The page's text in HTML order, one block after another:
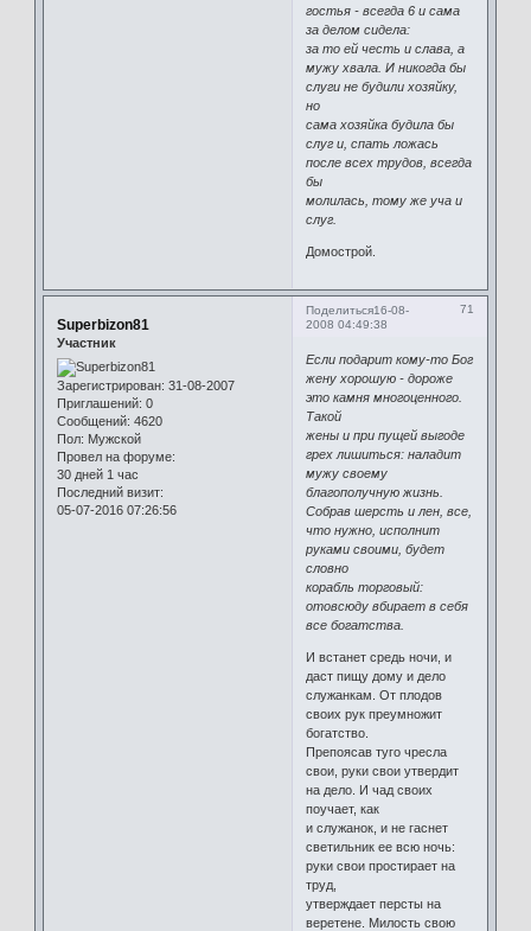
гостья - всегда 6 и сама
за делом сидела:
за то ей честь и слава, а
мужу хвала. И никогда бы
слуги не будили хозяйку,
но
сама хозяйка будила бы
слуг и, спать ложась
после всех трудов, всегда
бы
молилась, тому же уча и
слуг.
Домострой.
Поделиться 71
16-08-
2008 04:49:38
Superbizon81
Участник
Зарегистрирован: 31-08-2007
Приглашений: 0
Сообщений: 4620
Пол: Мужской
Провел на форуме:
30 дней 1 час
Последний визит:
05-07-2016 07:26:56
Если подарит кому-то Бог
жену хорошую - дороже
это камня многоценного.
Такой
жены и при пущей выгоде
грех лишиться: наладит
мужу своему
благополучную жизнь.
Собрав шерсть и лен, все,
что нужно, исполнит
руками своими, будет
словно
корабль торговый:
отовсюду вбирает в себя
все богатства.
И встанет средь ночи, и
даст пищу дому и дело
служанкам. От плодов
своих рук преумножит
богатство.
Препоясав туго чресла
свои, руки свои утвердит
на дело. И чад своих
поучает, как
и служанок, и не гаснет
светильник ее всю ночь:
руки свои простирает на
труд,
утверждает персты на
веретене. Милость свою